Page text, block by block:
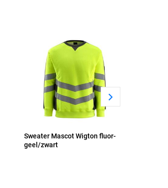
Sweater Mascot Wigton fluor-
geel/zwart